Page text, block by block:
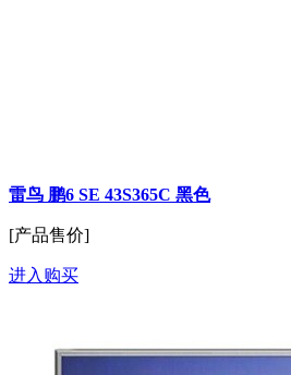
雷鸟 鹏6 SE 43S365C 黑色
[产品售价]
进入购买